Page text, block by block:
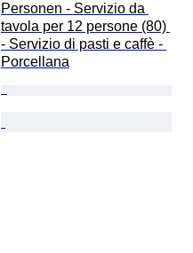
Personen - Servizio da
tavola per 12 persone (80)
- Servizio di pasti e caffè -
Porcellana